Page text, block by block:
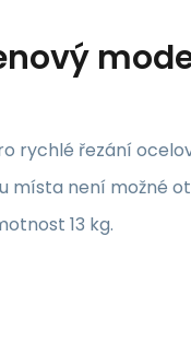
rychlé řezání
místa není možné
13 kg.